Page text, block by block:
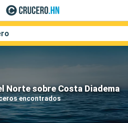
Norte sobre Costa Diadema
encontrados